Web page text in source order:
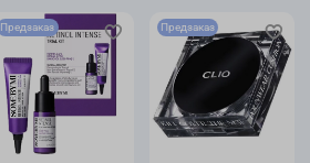
Предзаказ Предзаказ